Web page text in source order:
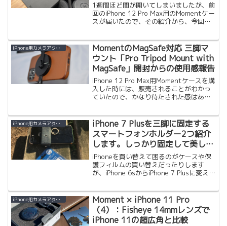
1週間ほど間が開いてしまいましたが、前
回のiPhone 12 Pro Max用のMomentケー
スが届いたので、その紹介から、今回は
先に言うと、全く問題なし。途中、...
iPhone用カメラアクセサリー
MomentのMagSafe対応 三脚マ
ウント「Pro Tripod Mount with
MagSafe」開封からの使用感報告
iPhone 12 Pro Max用Momentケースを購
入した時には、販売されることがわかっ
ていたので、かなり待たされた感はあり
で色々...
iPhone用カメラアクセサリー
iPhone 7 Plusを三脚に固定する
スマートフォンホルダー2つ紹介
します。しっかり固定して美しい
写真や動画を撮影。
iPhoneを買い替えて困るのがケースや保
護フィルムの買い替えだったりします
が、iPhone 6sからiPhone 7 Plusに変える
に固定するためのスマートフォンホルダ
ーが入らずに買い替えということも...
iPhone用カメラアクセサリー
Moment × iPhone 11 Pro
（4）：Fisheye 14mmレンズで
iPhone 11の超広角と比較